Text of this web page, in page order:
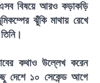
বিষয়ে আরও কড়াকড়ি
ঝুঁকি মাথায় রেখে
কথাও উল্লেখ করেন
দেশে ১০ সেকেন্ড আগে